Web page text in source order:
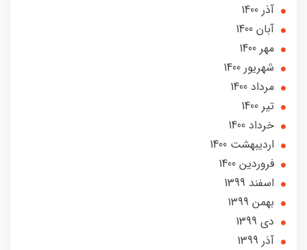
آذر 1400
آبان 1400
مهر 1400
شهریور 1400
مرداد 1400
تير 1400
خرداد 1400
ارديبهشت 1400
فروردین 1400
اسفند 1399
بهمن 1399
دی 1399
آذر 1399